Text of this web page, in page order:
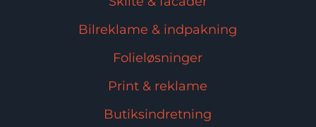
Bilreklame & indpakning
Folieløsninger
Print & reklame
Butiksindretning